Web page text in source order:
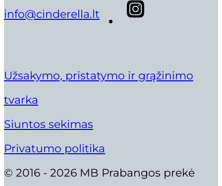
Iveta Jarumbauskienė
Vilma Šilanskienė
ITALWAX DEPILIACIJOS
info@cinderella.lt
© 2016 - 2026 MB Prabangos prekė
Privatumo politika
Užsakymo, pristatymo ir grąžinimo
tvarka
Siuntos sekimas